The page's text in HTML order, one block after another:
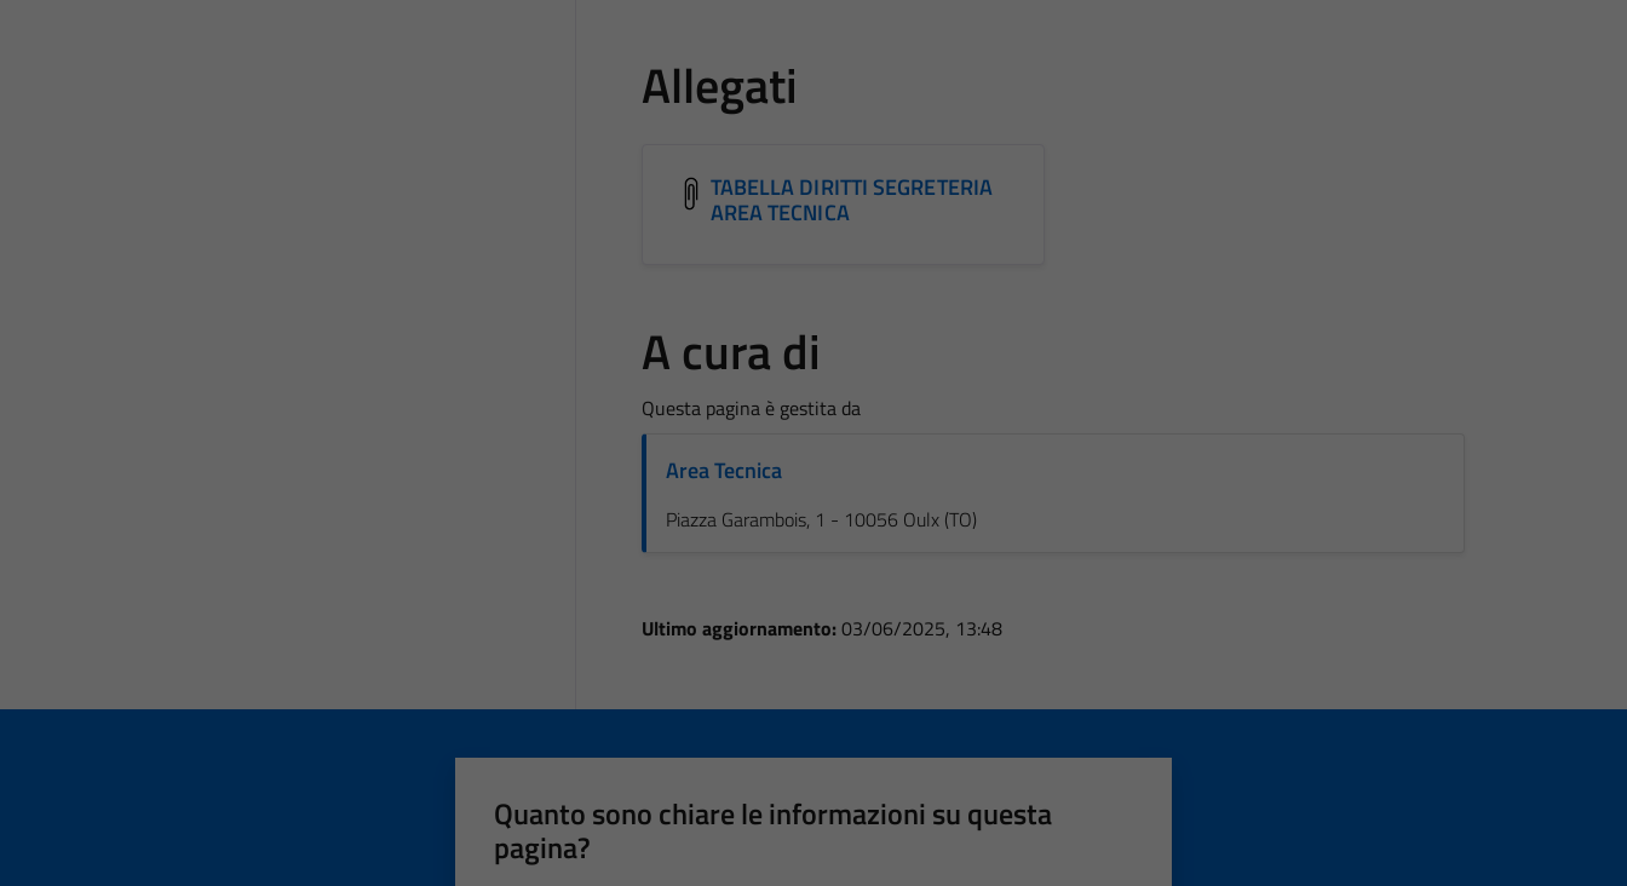
Allegati
TABELLA DIRITTI SEGRETERIA
AREA TECNICA
A cura di
Questa pagina è gestita da
Area Tecnica
Piazza Garambois, 1 - 10056 Oulx (TO)
Ultimo aggiornamento: 03/06/2025, 13:48
Quanto sono chiare le informazioni su questa
pagina?